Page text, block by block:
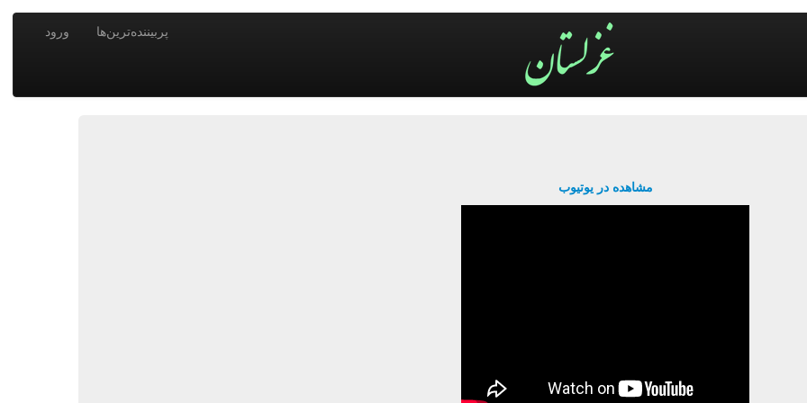
پربیننده‌ترین‌ها ورود
مشاهده در یوتیوب